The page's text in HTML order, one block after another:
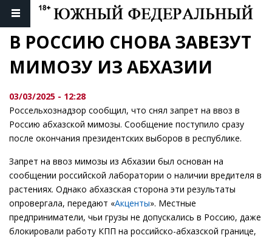
В РОССИЮ СНОВА ЗАВЕЗУТ
МИМОЗУ ИЗ АБХАЗИИ
03/03/2025 - 12:28
Россельхознадзор сообщил, что снял запрет на ввоз в
Россию абхазской мимозы. Сообщение поступило сразу
после окончания президентских выборов в республике.
Запрет на ввоз мимозы из Абхазии был основан на
сообщении российской лаборатории о наличии вредителя в
растениях. Однако абхазская сторона эти результаты
опровергала, передают «Акценты». Местные
предприниматели, чьи грузы не допускались в Россию, даже
блокировали работу КПП на российско-абхазской границе,